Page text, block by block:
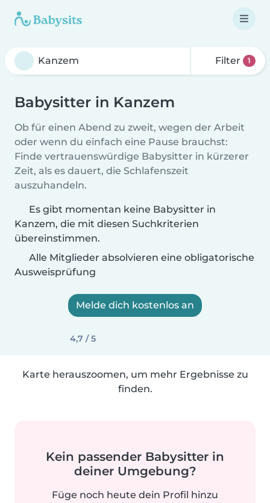
Filter 1
Babysitter in Kanzem
Ob für einen Abend zu zweit, wegen der Arbeit
oder wenn du einfach eine Pause brauchst:
Finde vertrauenswürdige Babysitter in kürzerer
Zeit, als es dauert, die Schlafenszeit
auszuhandeln.
Es gibt momentan keine Babysitter in
Kanzem, die mit diesen Suchkriterien
übereinstimmen.
Alle Mitglieder absolvieren eine obligatorische
Ausweisprüfung
Melde dich kostenlos an
4,7 / 5
Karte herauszoomen, um mehr Ergebnisse zu
finden.
Kein passender Babysitter in
deiner Umgebung?
Füge noch heute dein Profil hinzu